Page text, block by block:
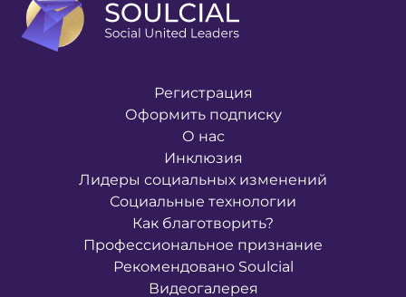
Регистрация
Оформить подписку
О нас
Инклюзия
Лидеры социальных изменений
Социальные технологии
Как благотворить?
Профессиональное признание
Рекомендовано Soulcial
Видеогалерея